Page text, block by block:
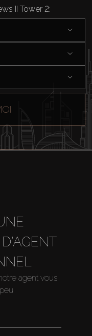
II Tower 2:
agent vous